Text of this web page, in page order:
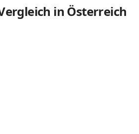
in Österreich